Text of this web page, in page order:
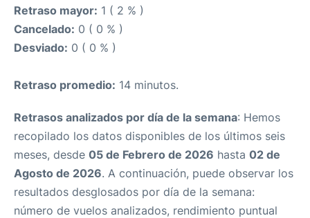
Retraso mayor: 1 ( 2 % )
Cancelado: 0 ( 0 % )
Desviado: 0 ( 0 % )
Retraso promedio: 14 minutos.
Retrasos analizados por día de la semana: Hemos
recopilado los datos disponibles de los últimos seis
meses, desde 05 de Febrero de 2026 hasta 02 de
Agosto de 2026. A continuación, puede observar los
resultados desglosados por día de la semana:
número de vuelos analizados, rendimiento puntual